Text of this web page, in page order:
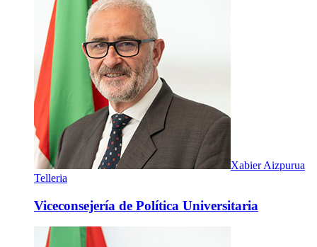
Xabier Aizpurua
Telleria
Viceconsejería de Política Universitaria